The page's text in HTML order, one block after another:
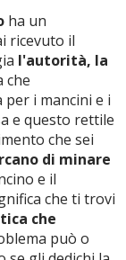
ha un
ricevuto il
l'autorità, la
che
i mancini e i
e questo rettile
che sei
di minare
e il
che ti trovi
che
può o